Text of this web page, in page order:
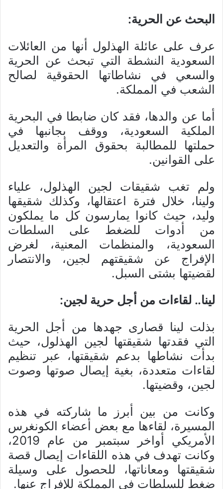
البحث عن الحرية:
عرف على عائلة الهذلول أنها من العائلات
السعودية النشطة التي تبحث عن الحرية
والسعي في نشاطاتها الحقوقية لصالح
الشعب في المملكة.
أما عن والدها، فقد كان ضابطا في البحرية
الملكية السعودية، ووقف بجانبها في
حملتها للمطالبة بحقوق المرأة والتعديل
على القوانين.
ولم تغب شقيقات لجين الهذلول، علياء
ولينا، خلال فترة اعتقالها، وكذلك شقيقها
وليد، حيث كانوا يمارسون كل ما يملكون
من أدوات للضغط على السلطات
السعودية، والمنظمات المعنية، لغرض
الإفراج عن شقيقتهم لجين، والانتصار
لقضيتها بشتى السبل.
لينا.. لقاءات من أجل حرية لجين:
بذلت لينا قصارى جهدها من أجل الحرية
التي فقدتها شقيقتها لجين الهذلول، حيث
بدأت نشاطها بدعم شقيقتها، عبر تنظيم
لقاءات متعددة، بغية إيصال صوتها وصوت
لجين، وقضيتها.
وكانت من بين أبرز ما شاركته في هذه
المسيرة، لقاءها مع بعض أعضاء الكونغرس
الأمريكي أواخر سبتمبر من عام 2019،
وكانت تهدف في هذه اللقاءات إيصال قصة
شقيقتها ومعاناتها، للحصول على وسيلة
ضغط للسلطات في المملكة للإفراج عنها.